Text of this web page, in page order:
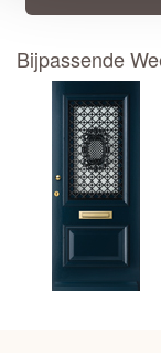
Bijpassende